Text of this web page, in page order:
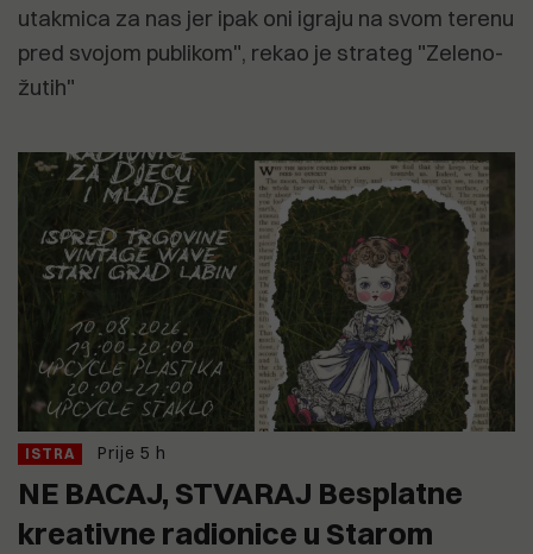
utakmica za nas jer ipak oni igraju na svom terenu
pred svojom publikom", rekao je strateg "Zeleno-
žutih"
ISTRA Prije 5 h
NE BACAJ, STVARAJ Besplatne
kreativne radionice u Starom